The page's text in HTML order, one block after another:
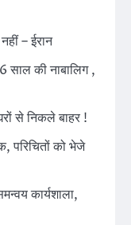
– ईरान
साल की नाबालिग ,
से निकले बाहर !
परिचितों को भेजे
कार्यशाला,